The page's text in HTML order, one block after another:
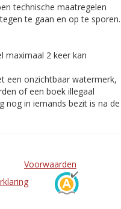
technische maatregelen
te gaan en op te sporen.
maximaal 2 keer kan
een onzichtbaar watermerk,
of een boek illegaal
nog in iemands bezit is na de
Voorwaarden